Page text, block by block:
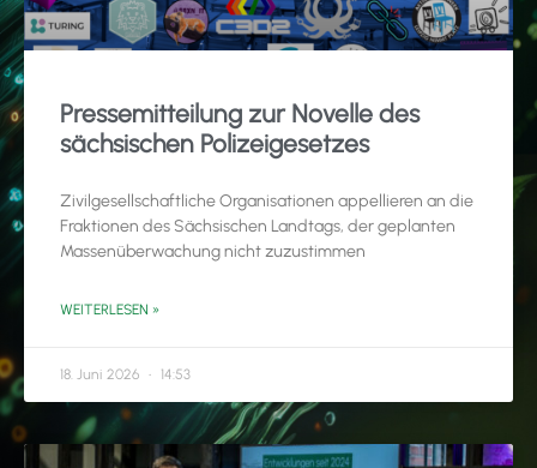
Pressemitteilung zur Novelle des
sächsischen Polizeigesetzes
Zivilgesellschaftliche Organisationen appellieren an die
Fraktionen des Sächsischen Landtags, der geplanten
Massenüberwachung nicht zuzustimmen
WEITERLESEN »
18. Juni 2026 14:53